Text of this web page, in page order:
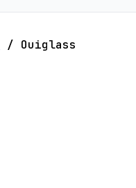
/ Ouiglass